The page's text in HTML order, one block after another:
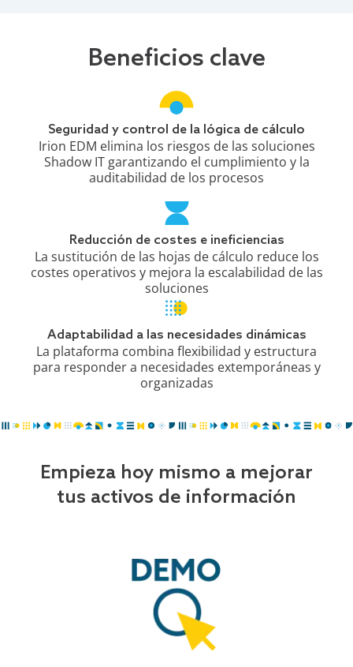
Beneficios clave
Seguridad y control de la lógica de cálculo
Irion EDM elimina los riesgos de las soluciones
Shadow IT garantizando el cumplimiento y la
auditabilidad de los procesos
Reducción de costes e ineficiencias
La sustitución de las hojas de cálculo reduce los
costes operativos y mejora la escalabilidad de las
soluciones
Adaptabilidad a las necesidades dinámicas
La plataforma combina flexibilidad y estructura
para responder a necesidades extemporáneas y
organizadas
Empieza hoy mismo a mejorar
tus activos de información